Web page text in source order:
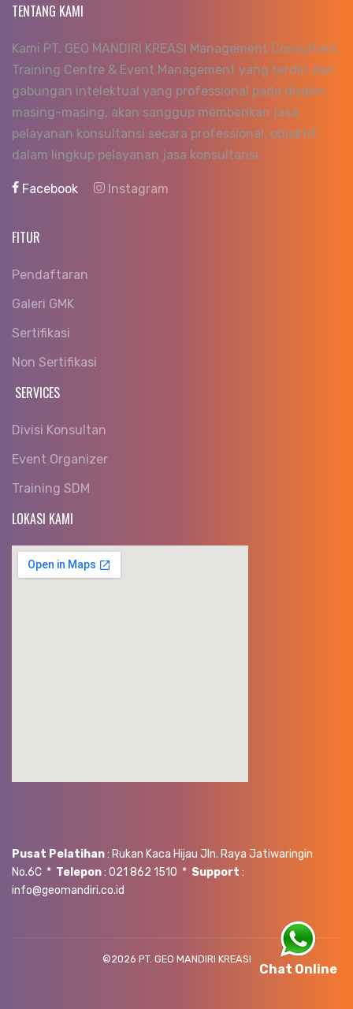
TENTANG KAMI
Kami PT. GEO MANDIRI KREASI Management Consultant,
Training Centre & Event Management yang terdiri dari
gabungan intelektual yang professional pada disiplin
masing-masing, akan sanggup memberikan jasa
pelayanan konsultansi secara professional, objektif
dalam lingkup pelayanan jasa konsultansi.
Facebook Instagram
FITUR
Pendaftaran
Galeri GMK
Sertifikasi
Non Sertifikasi
SERVICES
Divisi Konsultan
Event Organizer
Training SDM
LOKASI KAMI
Pusat Pelatihan: Rukan Kaca Hijau Jln. Raya Jatiwaringin
No.6C * Telepon: 021 862 1510 * Support :
info@geomandiri.co.id
©2026 PT. GEO MANDIRI KREASI
Chat Online